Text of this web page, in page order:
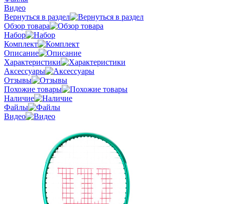
Видео
Вернуться в раздел
Обзор товара
Набор
Комплект
Описание
Характеристики
Аксессуары
Отзывы
Похожие товары
Наличие
Файлы
Видео